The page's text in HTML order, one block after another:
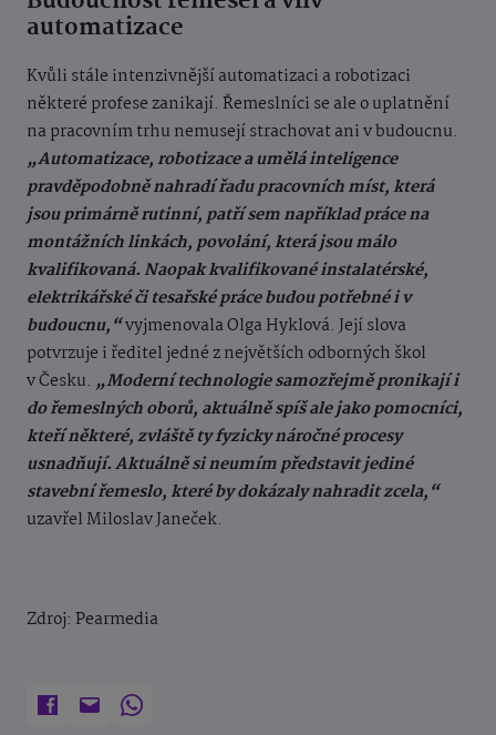
automatizace
Kvůli stále intenzivnější automatizaci a robotizaci
některé profese zanikají. Řemeslníci se ale o uplatnění
na pracovním trhu nemusejí strachovat ani v budoucnu.
„Automatizace, robotizace a umělá inteligence
pravděpodobně nahradí řadu pracovních míst, která
jsou primárně rutinní, patří sem například práce na
montážních linkách, povolání, která jsou málo
kvalifikovaná. Naopak kvalifikované instalatérské,
elektrikářské či tesařské práce budou potřebné i v
budoucnu,“vyjmenovala Olga Hyklová. Její slova
potvrzuje i ředitel jedné z největších odborných škol
v Česku. „Moderní technologie samozřejmě pronikají i
do řemeslných oborů, aktuálně spíš ale jako pomocníci,
kteří některé, zvláště ty fyzicky náročné procesy
usnadňují. Aktuálně si neumím představit jediné
stavební řemeslo, které by dokázaly nahradit zcela,“
uzavřel Miloslav Janeček.
Zdroj: Pearmedia